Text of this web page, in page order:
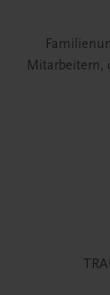
Mitarbeitern,